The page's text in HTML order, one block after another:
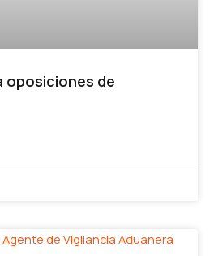
oposiciones de